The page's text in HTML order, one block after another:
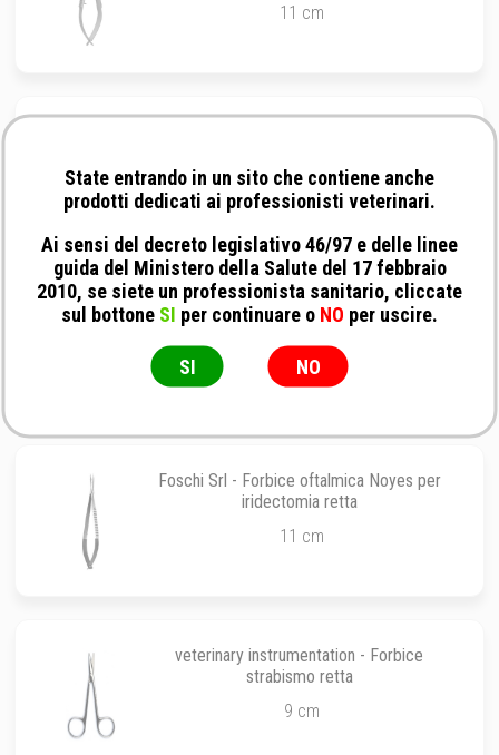
11 cm
11 cm
Aesculap - Forbice Stevens smussa retta
11,5 cm
Foschi Srl - Forbice oftalmica Noyes per
iridectomia retta
11 cm
veterinary instrumentation - Forbice
strabismo retta
9 cm
State entrando in un sito che contiene anche
prodotti dedicati ai professionisti veterinari.
Ai sensi del decreto legislativo 46/97 e delle linee
guida del Ministero della Salute del 17 febbraio
2010, se siete un professionista sanitario, cliccate
sul bottone SI per continuare o NO per uscire.
SI NO